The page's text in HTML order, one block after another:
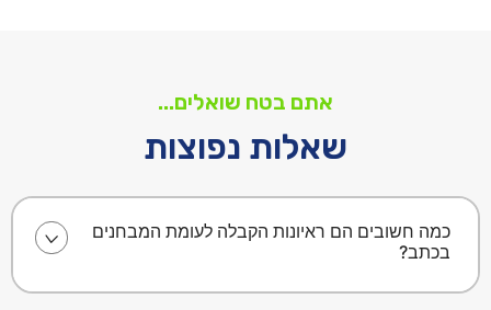
אתם בטח שואלים...
שאלות נפוצות
כמה חשובים הם ראיונות הקבלה לעומת המבחנים
בכתב?